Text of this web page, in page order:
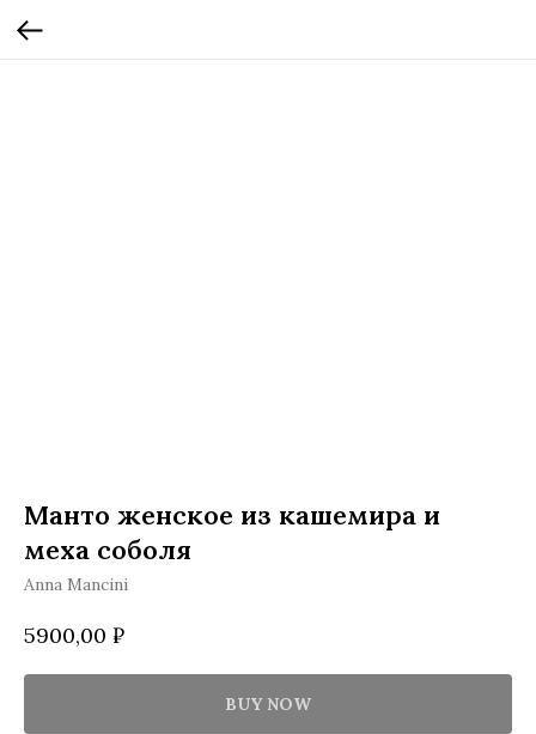
Манто женское из кашемира и
меха соболя
Anna Mancini
5900,00 ₽
BUY NOW